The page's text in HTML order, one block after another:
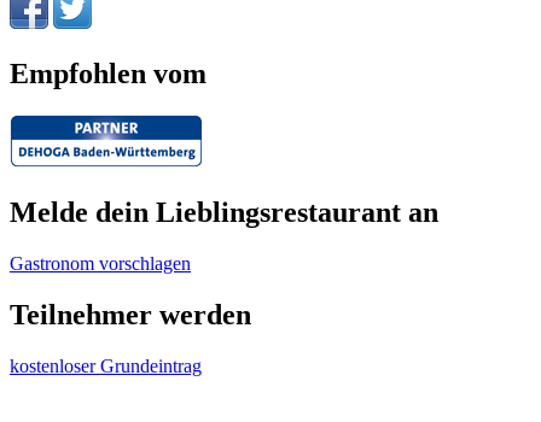
Empfohlen vom
Melde dein Lieblingsrestaurant an
Gastronom vorschlagen
Teilnehmer werden
kostenloser Grundeintrag